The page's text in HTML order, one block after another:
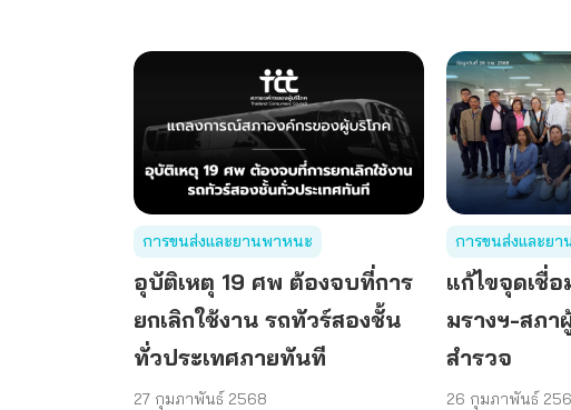
การขนส่งและยานพาหนะ
อุบัติเหตุ 19 ศพ ต้องจบที่การ
ยกเลิกใช้งาน รถทัวร์สองชั้น
ทั่วประเทศภายทันที
27 กุมภาพันธ์ 2568
การขนส่งและย
แก้ไขจุดเชื่
มรางฯ-สภา
สำรวจ
26 กุมภาพันธ์